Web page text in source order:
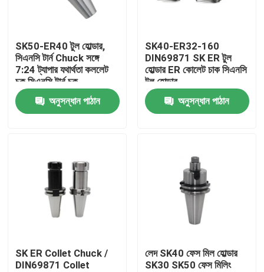
আমাদের সম্পর্কে
কারখানা ভ্রমণ
মান নিয়ন্ত্রণ
উদ্ধৃতির জন্য আবেদন
এসকে টুল হোল্ডার
SK50-ER40 টুল হোল্ডার,
সিএনসি টার্ন Chuck সঙ্গে
7:24 ট্যাপার যথার্থতা কললেট
চক সিএনসি টার্ন চক
অনুসন্ধান পাঠান
SK40-ER32-160
DIN69871 SK ER টুল
হোল্ডার ER কোলেট চাক সিএনসি
টুল হোল্ডার
অনুসন্ধান পাঠান
SK ER Collet Chuck /
DIN69871 Collet
লেদ SK40 ফেস মিল হোল্ডার
SK30 SK50 ফেস মিলিং